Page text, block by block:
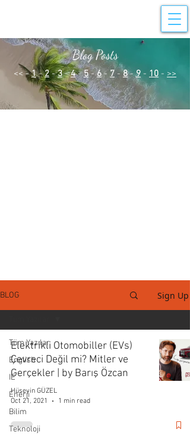
Blog Posts
<< - 1 - 2-3 -4 -5-6- 7 -8 - 9 - 10 - >>
BLOG Sign Up
Tüm Yazılar
English
IE
Enerji
Bilim
Teknoloji
Elektrikli Otomobiller (EVs)
Çevreci Değil mi? Mitler ve
Gerçekler | by Barış Özcan
Hüseyin GÜZEL
Oct 21, 2021
1 min read